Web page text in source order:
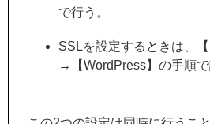
で行う。
SSLを設定するときは、【
→【WordPress】の手順で